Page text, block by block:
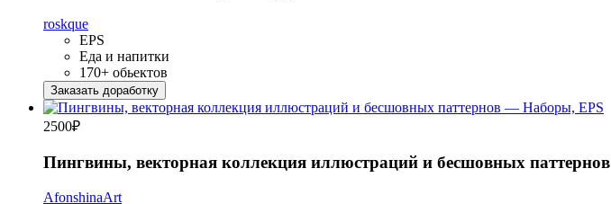
roskque
EPS
Еда и напитки
170+ обьектов
Заказать доработку
2500₽
Пингвины, векторная коллекция иллюстраций и бесшовных паттернов
AfonshinaArt